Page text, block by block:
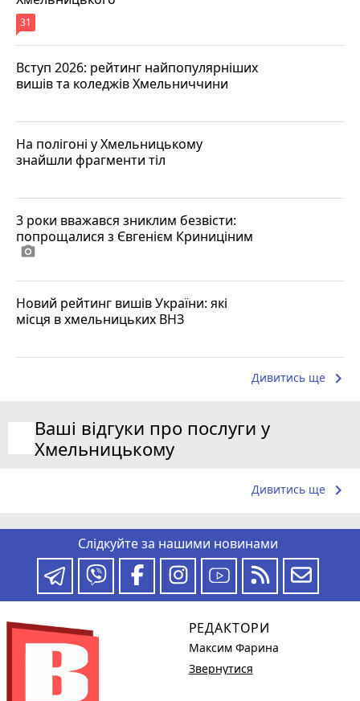
31
Вступ 2026: рейтинг найпопулярніших
вишів та коледжів Хмельниччини
На полігоні у Хмельницькому
знайшли фрагменти тіл
3 роки вважався зниклим безвісти:
попрощалися з Євгенієм Криниціним
photo_camera
Новий рейтинг вишів України: які
місця в хмельницьких ВНЗ
Дивитись ще keyboard_arrow_right
Ваші відгуки про послуги у
Хмельницькому
Дивитись ще keyboard_arrow_right
Слідкуйте за нашими новинами
РЕДАКТОРИ
Максим Фарина
Звернутися